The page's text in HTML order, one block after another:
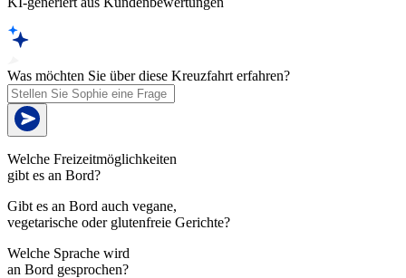
Was möchten Sie über diese Kreuzfahrt erfahren?
Welche Freizeitmöglichkeiten
gibt es an Bord?
Gibt es an Bord auch vegane,
vegetarische oder glutenfreie Gerichte?
Welche Sprache wird
an Bord gesprochen?